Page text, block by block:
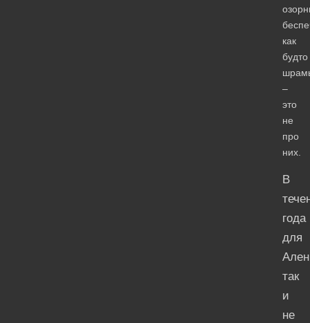
как
будто
–
это
не
про
них.
В
года
для
так
и
не